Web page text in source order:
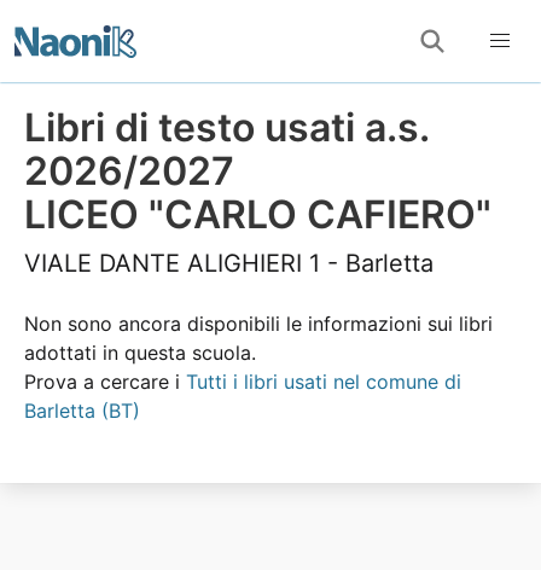
Libri di testo usati a.s.
2026/2027
LICEO "CARLO CAFIERO"
VIALE DANTE ALIGHIERI 1 - Barletta
Non sono ancora disponibili le informazioni sui libri
adottati in questa scuola.
Prova a cercare i Tutti i libri usati nel comune di
Barletta (BT)